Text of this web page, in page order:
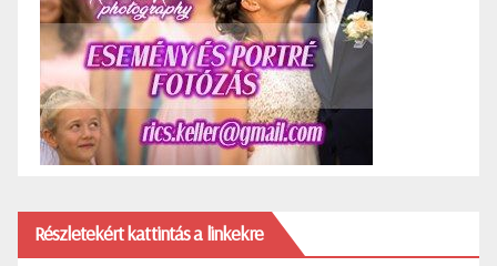
Részletekért kattintás a linkekre